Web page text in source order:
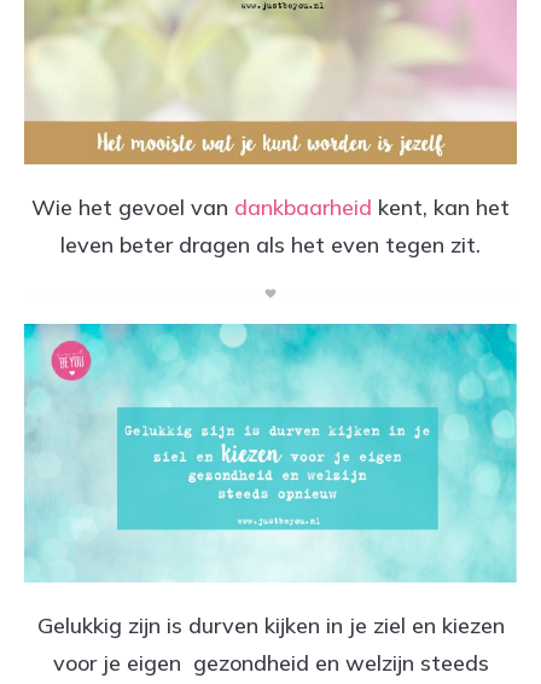
Wie het gevoel van dankbaarheid kent, kan het
leven beter dragen als het even tegen zit.
Gelukkig zijn is durven kijken in je ziel en kiezen
voor je eigen gezondheid en welzijn steeds